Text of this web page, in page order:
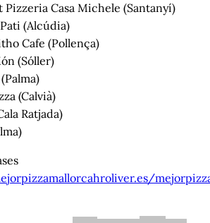
Pizzeria Casa Michele (Santanyí)
(Alcúdia)
Cafe (Pollença)
(Sóller)
(Calvià)
Ratjada)
hroliver.es/